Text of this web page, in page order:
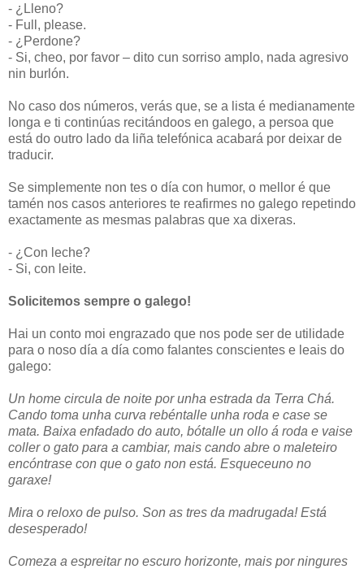
- ¿Lleno?
- Full, please.
- ¿Perdone?
- Si, cheo, por favor – dito cun sorriso amplo, nada agresivo
nin burlón.
No caso dos números, verás que, se a lista é medianamente
longa e ti continúas recitándoos en galego, a persoa que
está do outro lado da liña telefónica acabará por deixar de
traducir.
Se simplemente non tes o día con humor, o mellor é que
tamén nos casos anteriores te reafirmes no galego repetindo
exactamente as mesmas palabras que xa dixeras.
- ¿Con leche?
- Si, con leite.
Solicitemos sempre o galego!
Hai un conto moi engrazado que nos pode ser de utilidade
para o noso día a día como falantes conscientes e leais do
galego:
Un home circula de noite por unha estrada da Terra Chá.
Cando toma unha curva rebéntalle unha roda e case se
mata. Baixa enfadado do auto, bótalle un ollo á roda e vaise
coller o gato para a cambiar, mais cando abre o maleteiro
encóntrase con que o gato non está. Esqueceuno no
garaxe!
Mira o reloxo de pulso. Son as tres da madrugada! Está
desesperado!
Comeza a espreitar no escuro horizonte, mais por ningures